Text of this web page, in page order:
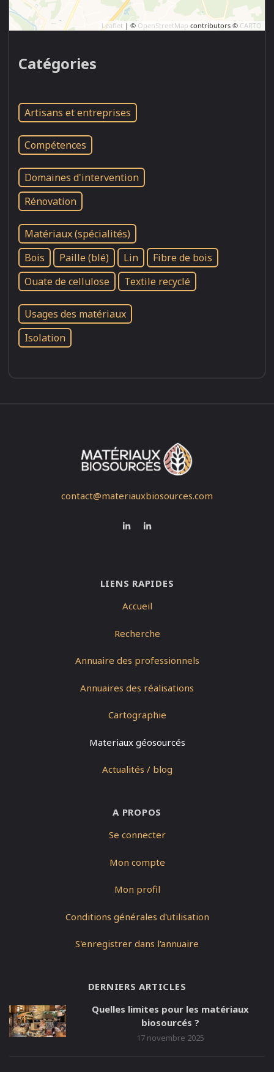
Leaflet | © OpenStreetMap contributors © CARTO
Catégories
Artisans et entreprises
Compétences
Domaines d'intervention
Rénovation
Matériaux (spécialités)
Bois
Paille (blé) Lin
Fibre de bois
Ouate de cellulose
Textile recyclé
Usages des matériaux
Isolation
contact@materiauxbiosources.com
LIENS RAPIDES
Accueil
Recherche
Annuaire des professionnels
Annuaires des réalisations
Cartographie
Materiaux géosourcés
Actualités / blog
A PROPOS
Se connecter
Mon compte
Mon profil
Conditions générales d'utilisation
S'enregistrer dans l'annuaire
DERNIERS ARTICLES
Quelles limites pour les matériaux
biosourcés ?
17 novembre 2025